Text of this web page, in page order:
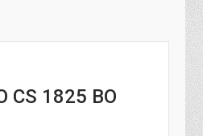
CS 1825 BO